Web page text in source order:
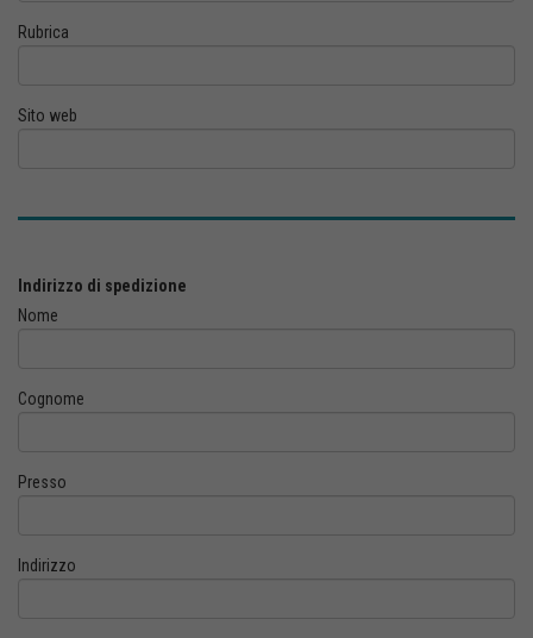
Rubrica
Sito web
Indirizzo di spedizione
Nome
Cognome
Presso
Indirizzo